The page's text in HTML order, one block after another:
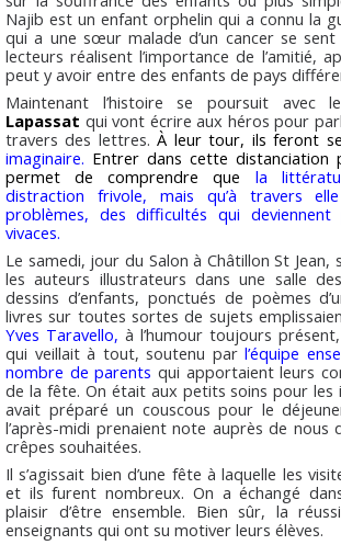
Najib est un enfant orphelin qui a connu la
qui a une sœur malade d’un cancer se
lecteurs réalisent l’importance de l’amitié,
peut y avoir entre des enfants de pays
Maintenant l’histoire se poursuit avec
Lapassat qui vont écrire aux héros pour
travers des lettres.À leur tour, ils feront
imaginaire. Entrer dans cette distanciation
permet de comprendre que la
distraction frivole, mais qu’à travers
problèmes, des difficultés qui
vivaces.
Le samedi, jour du Salon à Châtillon St
les auteurs illustrateurs dans une salle
dessins d’enfants, ponctués de poèmes
livres sur toutes sortes de sujets
Yves Taravello, à l’humour toujours
qui veillait à tout, soutenu par l’équipe
nombre de parents qui apportaient leurs
de la fête. On était aux petits soins pour les
avait préparé un couscous pour le
l’après-midi prenaient note auprès de nous
crêpes souhaitées.
Il s’agissait bien d’une fête à laquelle les
et ils furent nombreux. On a échangé
plaisir d’être ensemble. Bien sûr, la
enseignants qui ont su motiver leurs élèves.